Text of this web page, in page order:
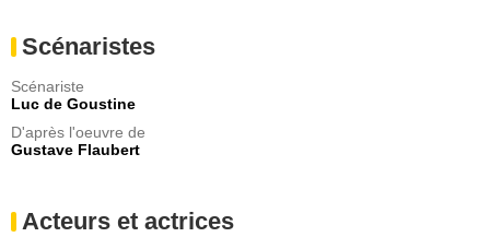
Scénaristes
Scénariste
Luc de Goustine
D'après l'oeuvre de
Gustave Flaubert
Acteurs et actrices